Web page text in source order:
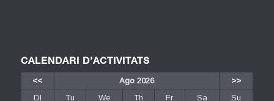
CALENDARI D’ACTIVITATS
<< Ago 2026
>>
Dl
Tu We Th Fr Sa
Su